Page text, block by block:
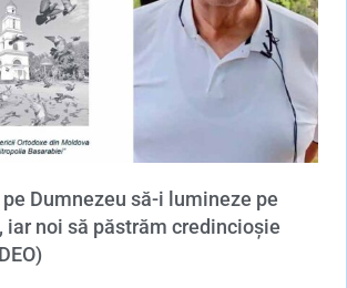
Dumnezeu să-i lumineze pe
noi să păstrăm credincioșie